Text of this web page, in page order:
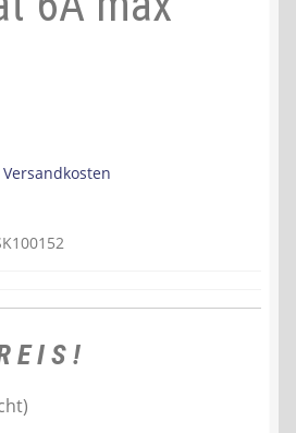
Versandkosten
E I S !